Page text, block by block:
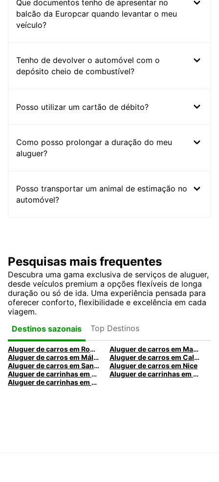
Que documentos tenho de apresentar no
balcão da Europcar quando levantar o meu
veículo?
Tenho de devolver o automóvel com o
depósito cheio de combustível?
Posso utilizar um cartão de débito?
Como posso prolongar a duração do meu
aluguer?
Posso transportar um animal de estimação no
automóvel?
Pesquisas mais frequentes
Descubra uma gama exclusiva de serviços de aluguer,
desde veículos premium a opções flexíveis de longa
duração ou só de ida. Uma experiência pensada para
oferecer conforto, flexibilidade e excelência em cada
viagem.
Destinos sazonais
Top Destinos
Aluguer de carros em Roma
Aluguer de carros em Madrid
Aluguer de carros em Málaga
Aluguer de carros em Caldas da Rainha
Aluguer de carros em Santa Maria da Feira
Aluguer de carros em Nice
Aluguer de carrinhas em Nice
Aluguer de carrinhas em Santa Maria da Feira
Aluguer de carrinhas em Caldas da Rainha